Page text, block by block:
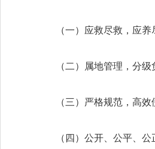
（一）应救尽救，应养
（二）属地管理，分级
（三）严格规范，高效
（四）公开、公平、公